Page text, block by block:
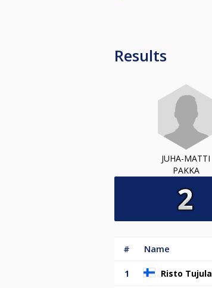
Results
JUHA-MATTI
PAKKA
# Name
1 Risto Tujula